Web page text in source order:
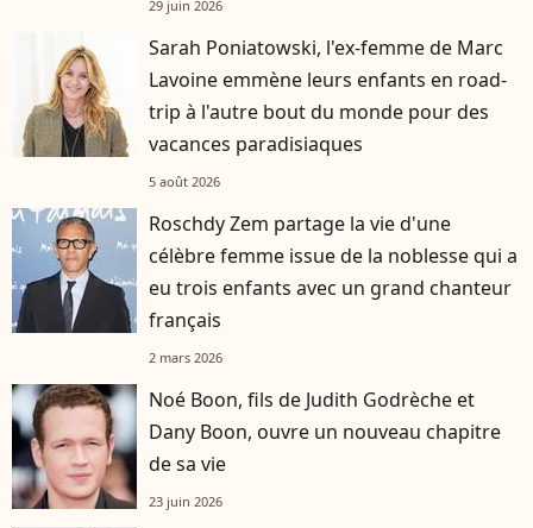
29 juin 2026
Sarah Poniatowski, l'ex-femme de Marc
Lavoine emmène leurs enfants en road-
trip à l'autre bout du monde pour des
vacances paradisiaques
5 août 2026
Roschdy Zem partage la vie d'une
célèbre femme issue de la noblesse qui a
eu trois enfants avec un grand chanteur
français
2 mars 2026
Noé Boon, fils de Judith Godrèche et
Dany Boon, ouvre un nouveau chapitre
de sa vie
23 juin 2026